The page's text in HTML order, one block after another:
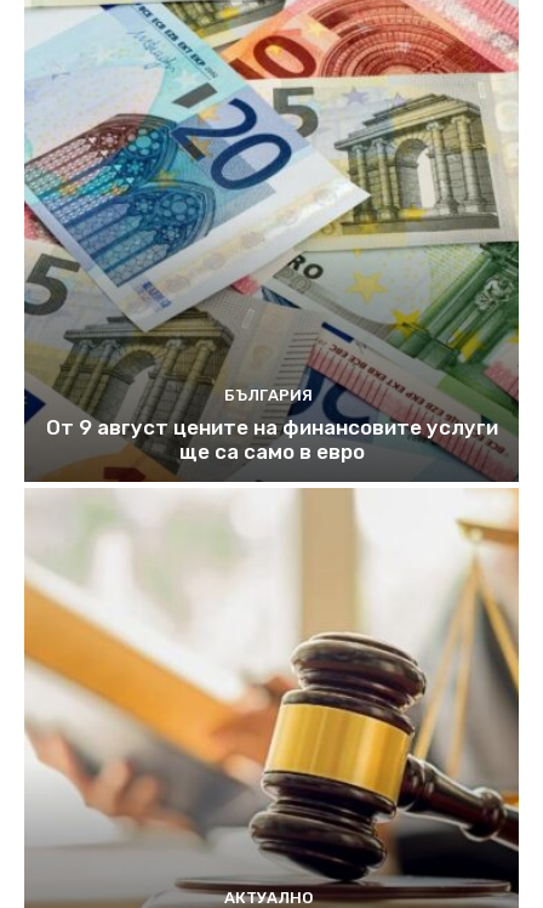
БЪЛГАРИЯ
От 9 август цените на финансовите услуги
ще са само в евро
АКТУАЛНО